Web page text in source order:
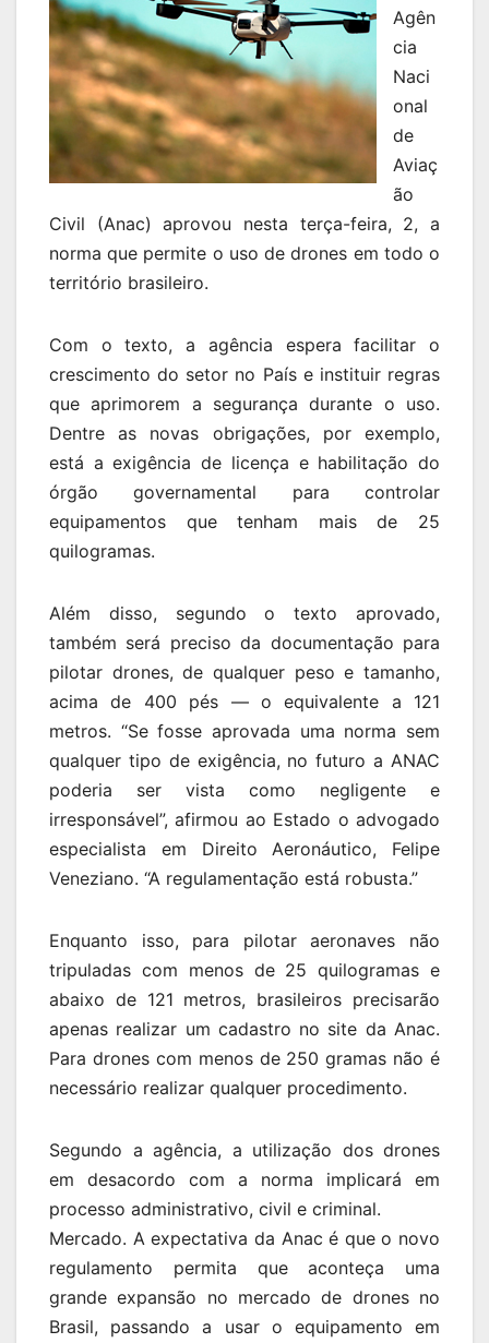
Agên
cia
Naci
onal
de
Aviaç
ão
Civil (Anac) aprovou nesta terça-feira, 2, a
norma que permite o uso de drones em todo o
território brasileiro.
Com o texto, a agência espera facilitar o
crescimento do setor no País e instituir regras
que aprimorem a segurança durante o uso.
Dentre as novas obrigações, por exemplo,
está a exigência de licença e habilitação do
órgão governamental para controlar
equipamentos que tenham mais de 25
quilogramas.
Além disso, segundo o texto aprovado,
também será preciso da documentação para
pilotar drones, de qualquer peso e tamanho,
acima de 400 pés — o equivalente a 121
metros. “Se fosse aprovada uma norma sem
qualquer tipo de exigência, no futuro a ANAC
poderia ser vista como negligente e
irresponsável”, afirmou ao Estado o advogado
especialista em Direito Aeronáutico, Felipe
Veneziano. “A regulamentação está robusta.”
Enquanto isso, para pilotar aeronaves não
tripuladas com menos de 25 quilogramas e
abaixo de 121 metros, brasileiros precisarão
apenas realizar um cadastro no site da Anac.
Para drones com menos de 250 gramas não é
necessário realizar qualquer procedimento.
Segundo a agência, a utilização dos drones
em desacordo com a norma implicará em
processo administrativo, civil e criminal.
Mercado. A expectativa da Anac é que o novo
regulamento permita que aconteça uma
grande expansão no mercado de drones no
Brasil, passando a usar o equipamento em